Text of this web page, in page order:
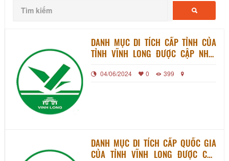
DANH MỤC DI TÍCH CẤP TỈNH CỦA
TỈNH VĨNH LONG ĐƯỢC CẬP NHẬT
04/06/2024 0 399
DANH MỤC DI TÍCH CẤP QUỐC GIA
CỦA TỈNH VĨNH LONG ĐƯỢC CẬP